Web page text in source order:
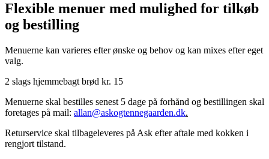
Flexible menuer med mulighed for tilkøb
og bestilling
Menuerne kan varieres efter ønske og behov og kan mixes efter eget
valg.
2 slags hjemmebagt brød kr. 15
Menuerne skal bestilles senest 5 dage på forhånd og bestillingen skal
foretages på mail: allan@askogtennegaarden.dk.
Returservice skal tilbageleveres på Ask efter aftale med kokken i
rengjort tilstand.